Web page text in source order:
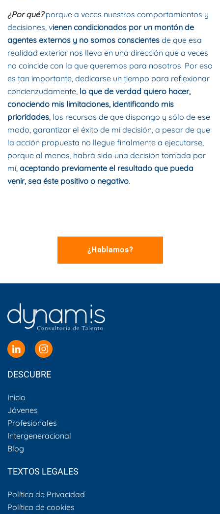
¿Por qué?porque a veces nuestros comportamientos y
decisiones, vienen condicionados por un montón de
agentes externos y no somos conscientes de que esa
realidad exterior nos lleva en una dirección que a veces
no coincide con la que queremos para nosotros. Por eso
es tan importante, dedicarse un tiempo para reflexionar
concienzudamente, lo que de verdad quiero hacer,
conociendo mis limitaciones, identificando mis
prioridades, los recursos de que dispongo y sólo de ese
modo, garantizar el éxito de mi decisión, a pesar de que
la acción propuesta no llegue finalmente a ejecutarse,
porque al menos, habrá sido una decisión tomada por
mí, aceptando previamente el resultado que pueda
venir, sea éste positivo o negativo.
¿Hablamos?
DESCUBRE
Inicio
Jóvenes
Profesionales
Intergeneracional
Blog
TEXTOS LEGALES
Política de Privacidad
Política de cookies